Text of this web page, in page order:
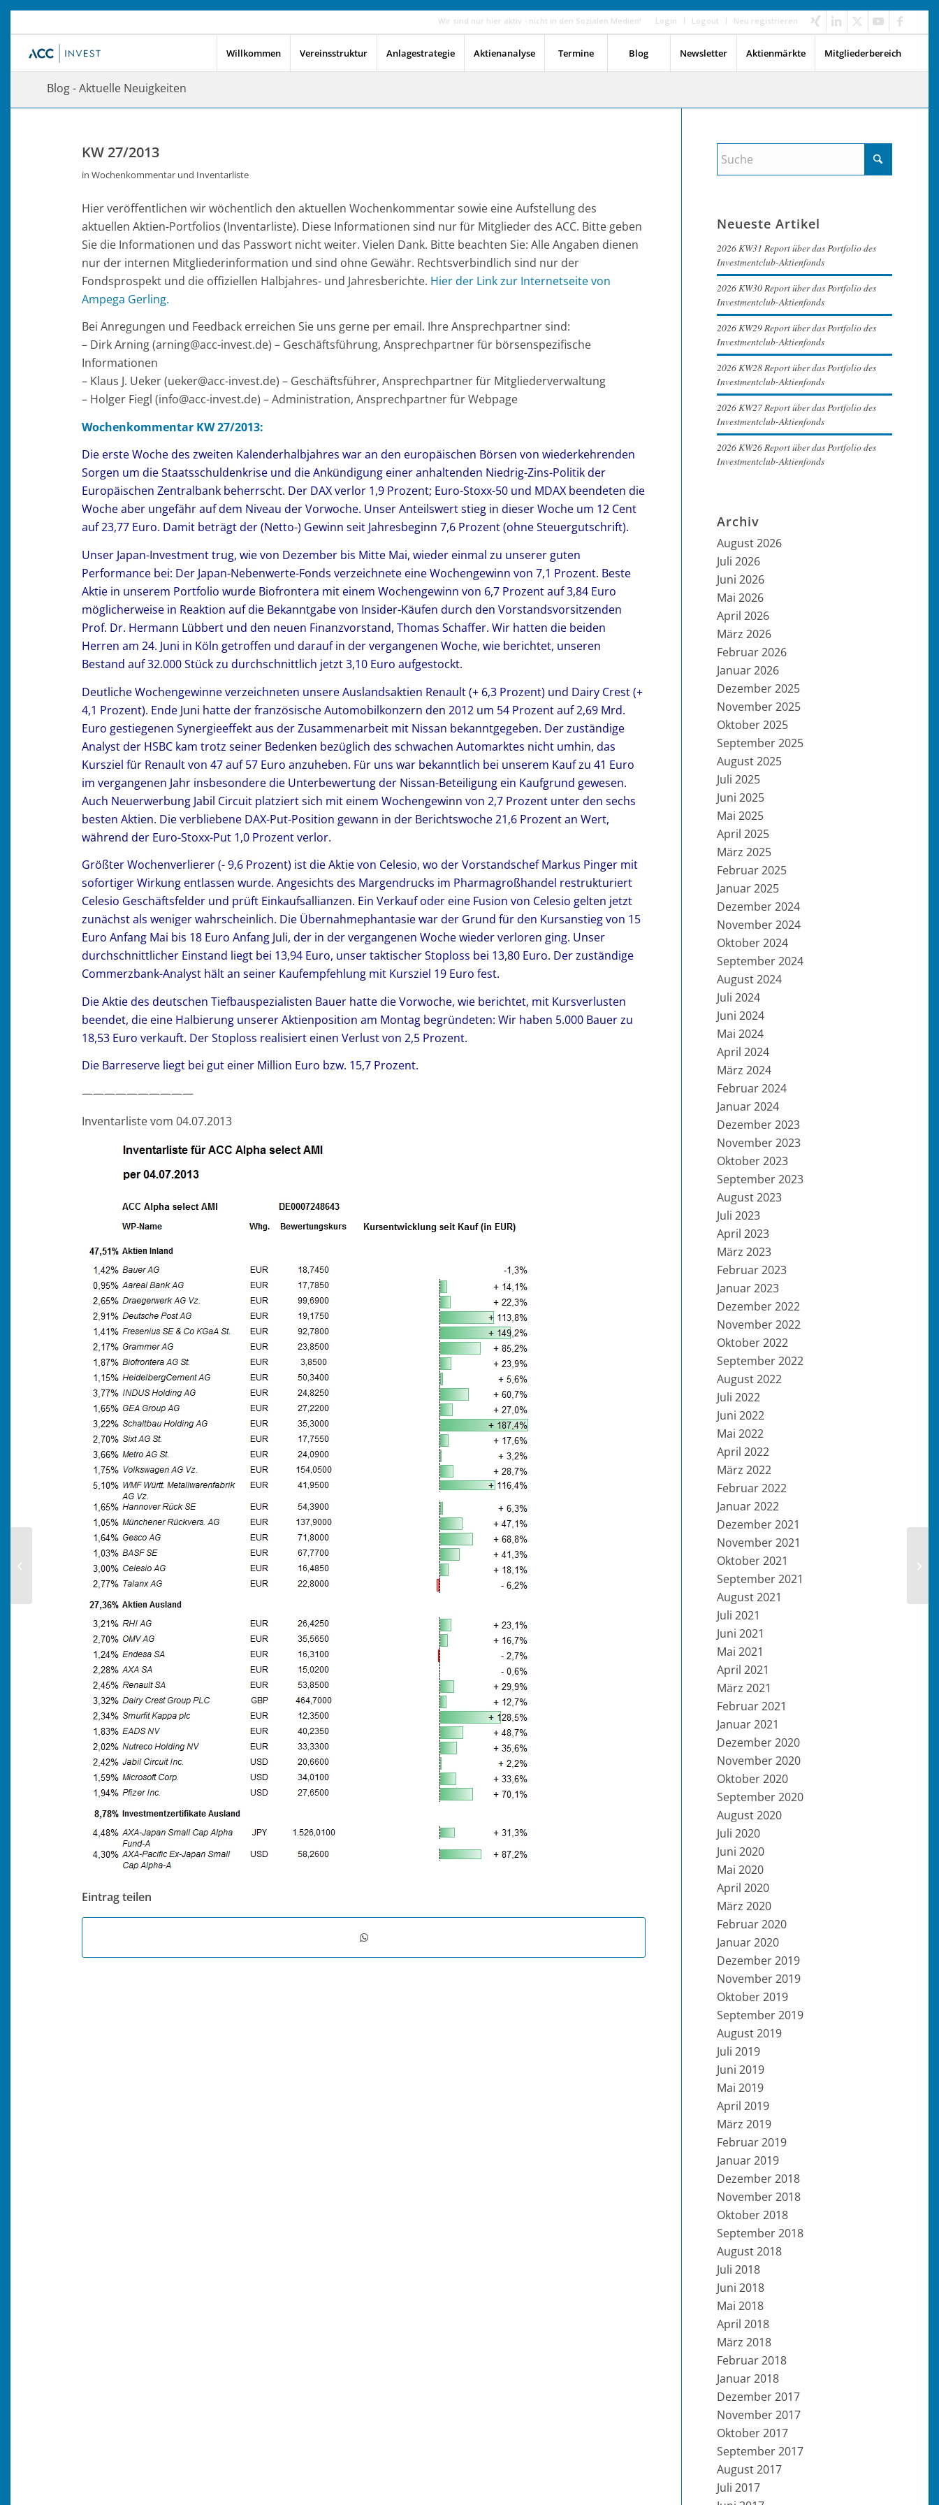
Login Logout Neu registrieren
Wir sind nur hier aktiv - nicht in den Sozialen Medien!
Willkommen Vereinsstruktur Anlagestrategie Aktienanalyse Termine Blog Newsletter Aktienmärkte Mitgliederbereich
Blog - Aktuelle Neuigkeiten
KW 27/2013
in Wochenkommentar und Inventarliste
Hier veröffentlichen wir wöchentlich den aktuellen Wochenkommentar sowie eine Aufstellung des
aktuellen Aktien-Portfolios (Inventarliste). Diese Informationen sind nur für Mitglieder des ACC. Bitte geben
Sie die Informationen und das Passwort nicht weiter. Vielen Dank. Bitte beachten Sie: Alle Angaben dienen
nur der internen Mitgliederinformation und sind ohne Gewähr. Rechtsverbindlich sind nur der
Fondsprospekt und die offiziellen Halbjahres- und Jahresberichte. Hier der Link zur Internetseite von
Ampega Gerling.
Bei Anregungen und Feedback erreichen Sie uns gerne per email. Ihre Ansprechpartner sind:
– Dirk Arning (arning@acc-invest.de) – Geschäftsführung, Ansprechpartner für börsenspezifische
Informationen
– Klaus J. Ueker (ueker@acc-invest.de) – Geschäftsführer, Ansprechpartner für Mitgliederverwaltung
– Holger Fiegl (info@acc-invest.de) – Administration, Ansprechpartner für Webpage
Wochenkommentar KW 27/2013:
Die erste Woche des zweiten Kalenderhalbjahres war an den europäischen Börsen von wiederkehrenden
Sorgen um die Staatsschuldenkrise und die Ankündigung einer anhaltenden Niedrig-Zins-Politik der
Europäischen Zentralbank beherrscht. Der DAX verlor 1,9 Prozent; Euro-Stoxx-50 und MDAX beendeten die
Woche aber ungefähr auf dem Niveau der Vorwoche. Unser Anteilswert stieg in dieser Woche um 12 Cent
auf 23,77 Euro. Damit beträgt der (Netto-) Gewinn seit Jahresbeginn 7,6 Prozent (ohne Steuergutschrift).
Unser Japan-Investment trug, wie von Dezember bis Mitte Mai, wieder einmal zu unserer guten
Performance bei: Der Japan-Nebenwerte-Fonds verzeichnete eine Wochengewinn von 7,1 Prozent. Beste
Aktie in unserem Portfolio wurde Biofrontera mit einem Wochengewinn von 6,7 Prozent auf 3,84 Euro
möglicherweise in Reaktion auf die Bekanntgabe von Insider-Käufen durch den Vorstandsvorsitzenden
Prof. Dr. Hermann Lübbert und den neuen Finanzvorstand, Thomas Schaffer. Wir hatten die beiden
Herren am 24. Juni in Köln getroffen und darauf in der vergangenen Woche, wie berichtet, unseren
Bestand auf 32.000 Stück zu durchschnittlich jetzt 3,10 Euro aufgestockt.
Deutliche Wochengewinne verzeichneten unsere Auslandsaktien Renault (+ 6,3 Prozent) und Dairy Crest (+
4,1 Prozent). Ende Juni hatte der französische Automobilkonzern den 2012 um 54 Prozent auf 2,69 Mrd.
Euro gestiegenen Synergieeffekt aus der Zusammenarbeit mit Nissan bekanntgegeben. Der zuständige
Analyst der HSBC kam trotz seiner Bedenken bezüglich des schwachen Automarktes nicht umhin, das
Kursziel für Renault von 47 auf 57 Euro anzuheben. Für uns war bekanntlich bei unserem Kauf zu 41 Euro
im vergangenen Jahr insbesondere die Unterbewertung der Nissan-Beteiligung ein Kaufgrund gewesen.
Auch Neuerwerbung Jabil Circuit platziert sich mit einem Wochengewinn von 2,7 Prozent unter den sechs
besten Aktien. Die verbliebene DAX-Put-Position gewann in der Berichtswoche 21,6 Prozent an Wert,
während der Euro-Stoxx-Put 1,0 Prozent verlor.
Größter Wochenverlierer (- 9,6 Prozent) ist die Aktie von Celesio, wo der Vorstandschef Markus Pinger mit
sofortiger Wirkung entlassen wurde. Angesichts des Margendrucks im Pharmagroßhandel restrukturiert
Celesio Geschäftsfelder und prüft Einkaufsallianzen. Ein Verkauf oder eine Fusion von Celesio gelten jetzt
zunächst als weniger wahrscheinlich. Die Übernahmephantasie war der Grund für den Kursanstieg von 15
Euro Anfang Mai bis 18 Euro Anfang Juli, der in der vergangenen Woche wieder verloren ging. Unser
durchschnittlicher Einstand liegt bei 13,94 Euro, unser taktischer Stoploss bei 13,80 Euro. Der zuständige
Commerzbank-Analyst hält an seiner Kaufempfehlung mit Kursziel 19 Euro fest.
Die Aktie des deutschen Tiefbauspezialisten Bauer hatte die Vorwoche, wie berichtet, mit Kursverlusten
beendet, die eine Halbierung unserer Aktienposition am Montag begründeten: Wir haben 5.000 Bauer zu
18,53 Euro verkauft. Der Stoploss realisiert einen Verlust von 2,5 Prozent.
Die Barreserve liegt bei gut einer Million Euro bzw. 15,7 Prozent.
——————————
Inventarliste vom 04.07.2013
Eintrag teilen
Neueste Artikel
2026 KW31 Report über das Portfolio des
Investmentclub-Aktienfonds
2026 KW30 Report über das Portfolio des
Investmentclub-Aktienfonds
2026 KW29 Report über das Portfolio des
Investmentclub-Aktienfonds
2026 KW28 Report über das Portfolio des
Investmentclub-Aktienfonds
2026 KW27 Report über das Portfolio des
Investmentclub-Aktienfonds
2026 KW26 Report über das Portfolio des
Investmentclub-Aktienfonds
Archiv
August 2026
Juli 2026
Juni 2026
Mai 2026
April 2026
März 2026
Februar 2026
Januar 2026
Dezember 2025
November 2025
Oktober 2025
September 2025
August 2025
Juli 2025
Juni 2025
Mai 2025
April 2025
März 2025
Februar 2025
Januar 2025
Dezember 2024
November 2024
Oktober 2024
September 2024
August 2024
Juli 2024
Juni 2024
Mai 2024
April 2024
März 2024
Februar 2024
Januar 2024
Dezember 2023
November 2023
Oktober 2023
September 2023
August 2023
Juli 2023
April 2023
März 2023
Februar 2023
Januar 2023
Dezember 2022
November 2022
Oktober 2022
September 2022
August 2022
Juli 2022
Juni 2022
Mai 2022
April 2022
März 2022
Februar 2022
Januar 2022
Dezember 2021
November 2021
Oktober 2021
September 2021
August 2021
Juli 2021
Juni 2021
Mai 2021
April 2021
März 2021
Februar 2021
Januar 2021
Dezember 2020
November 2020
Oktober 2020
September 2020
August 2020
Juli 2020
Juni 2020
Mai 2020
April 2020
März 2020
Februar 2020
Januar 2020
Dezember 2019
November 2019
Oktober 2019
September 2019
August 2019
Juli 2019
Juni 2019
Mai 2019
April 2019
März 2019
Februar 2019
Januar 2019
Dezember 2018
November 2018
Oktober 2018
September 2018
August 2018
Juli 2018
Juni 2018
Mai 2018
April 2018
März 2018
Februar 2018
Januar 2018
Dezember 2017
November 2017
Oktober 2017
September 2017
August 2017
Juli 2017
KW